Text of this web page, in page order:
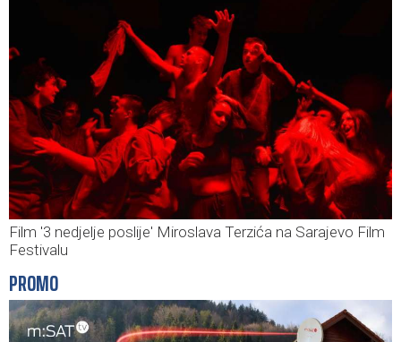
Film '3 nedjelje poslije' Miroslava Terzića na Sarajevo Film
Festivalu
PROMO